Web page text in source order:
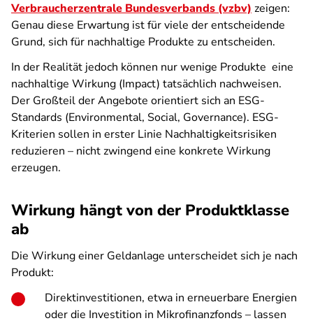
Verbraucherzentrale Bundesverbands (vzbv) zeigen:
Genau diese Erwartung ist für viele der entscheidende
Grund, sich für nachhaltige Produkte zu entscheiden.
In der Realität jedoch können nur wenige Produkte eine
nachhaltige Wirkung (Impact) tatsächlich nachweisen.
Der Großteil der Angebote orientiert sich an ESG-
Standards (Environmental, Social, Governance). ESG-
Kriterien sollen in erster Linie Nachhaltigkeitsrisiken
reduzieren – nicht zwingend eine konkrete Wirkung
erzeugen.
Wirkung hängt von der Produktklasse
ab
Die Wirkung einer Geldanlage unterscheidet sich je nach
Produkt:
Direktinvestitionen, etwa in erneuerbare Energien
oder die Investition in Mikrofinanzfonds – lassen